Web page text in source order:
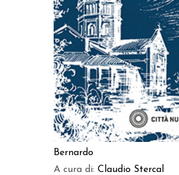
AGGIUNGI AL CARRELLO
Bernardo
A cura di: Claudio Stercal